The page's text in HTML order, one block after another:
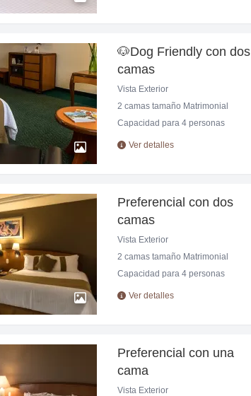
🐶Dog Friendly con dos
camas
Vista Exterior
2 camas tamaño Matrimonial
Capacidad para 4 personas
Ver detalles
Preferencial con dos
camas
Vista Exterior
2 camas tamaño Matrimonial
Capacidad para 4 personas
Ver detalles
Preferencial con una
cama
Vista Exterior